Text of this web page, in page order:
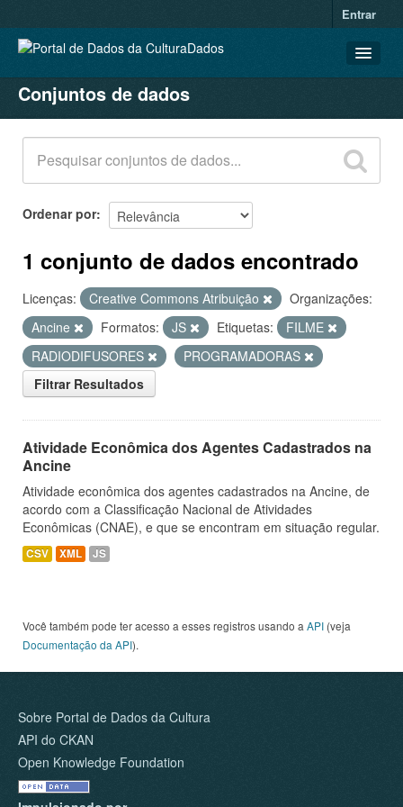
Entrar
CONJUNTOS DE DADOS
ORGANIZAÇÕES
GRUPOS
SOBRE
Conjuntos de dados
Ordenar por
1 conjunto de dados encontrado
Licenças: Creative Commons Atribuição
Organizações:
Ancine
Formatos: JS Etiquetas:
FILME
RADIODIFUSORES
PROGRAMADORAS
Filtrar Resultados
Atividade Econômica dos Agentes Cadastrados na
Ancine
Atividade econômica dos agentes cadastrados na Ancine, de
acordo com a Classificação Nacional de Atividades
Econômicas (CNAE), e que se encontram em situação regular.
CSV XML JS
Você também pode ter acesso a esses registros usando a API (veja
Documentação da API).
Sobre Portal de Dados da Cultura
API do CKAN
Open Knowledge Foundation